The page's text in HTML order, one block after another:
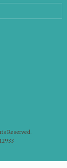
Reserved.